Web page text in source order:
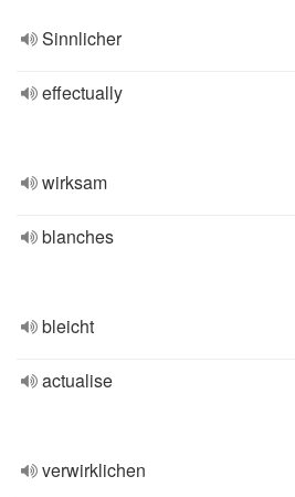
Sinnlicher
effectually
wirksam
blanches
bleicht
actualise
verwirklichen